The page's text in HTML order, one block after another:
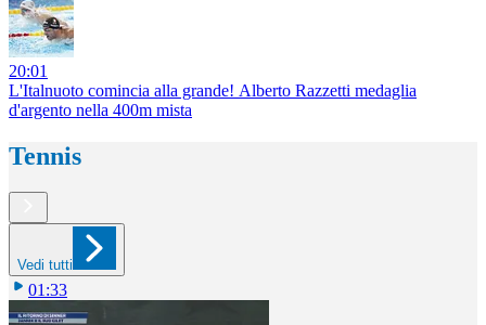
20:01
L'Italnuoto comincia alla grande! Alberto Razzetti medaglia
d'argento nella 400m mista
Tennis
Vedi tutti
01:33